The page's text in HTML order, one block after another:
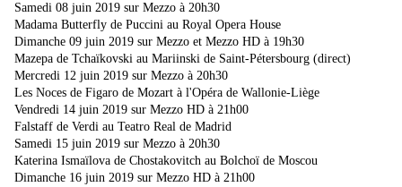
Samedi 08 juin 2019 sur Mezzo à 20h30
Madama Butterfly de Puccini au Royal Opera House
Dimanche 09 juin 2019 sur Mezzo et Mezzo HD à 19h30
Mazepa de Tchaïkovski au Mariinski de Saint-Pétersbourg (direct)
Mercredi 12 juin 2019 sur Mezzo à 20h30
Les Noces de Figaro de Mozart à l'Opéra de Wallonie-Liège
Vendredi 14 juin 2019 sur Mezzo HD à 21h00
Falstaff de Verdi au Teatro Real de Madrid
Samedi 15 juin 2019 sur Mezzo à 20h30
Katerina Ismaïlova de Chostakovitch au Bolchoï de Moscou
Dimanche 16 juin 2019 sur Mezzo HD à 21h00